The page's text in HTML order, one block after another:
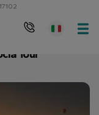
Tour